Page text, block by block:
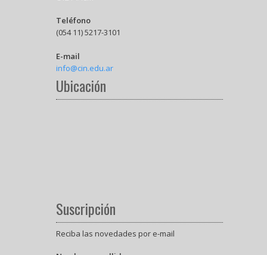
Teléfono
(054 11) 5217-3101
E-mail
info@cin.edu.ar
Ubicación
Suscripción
Reciba las novedades por e-mail